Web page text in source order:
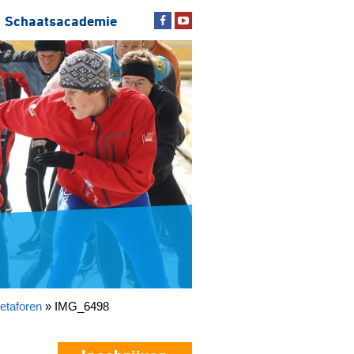
Schaatsacademie
» IMG_6498